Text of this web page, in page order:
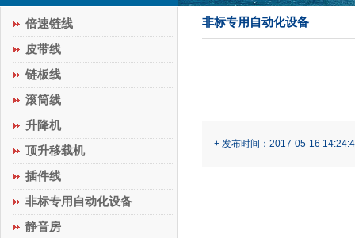
倍速链线
皮带线
链板线
滚筒线
升降机
顶升移载机
插件线
非标专用自动化设备
静音房
非标专用自动化设备
+ 发布时间：2017-05-16